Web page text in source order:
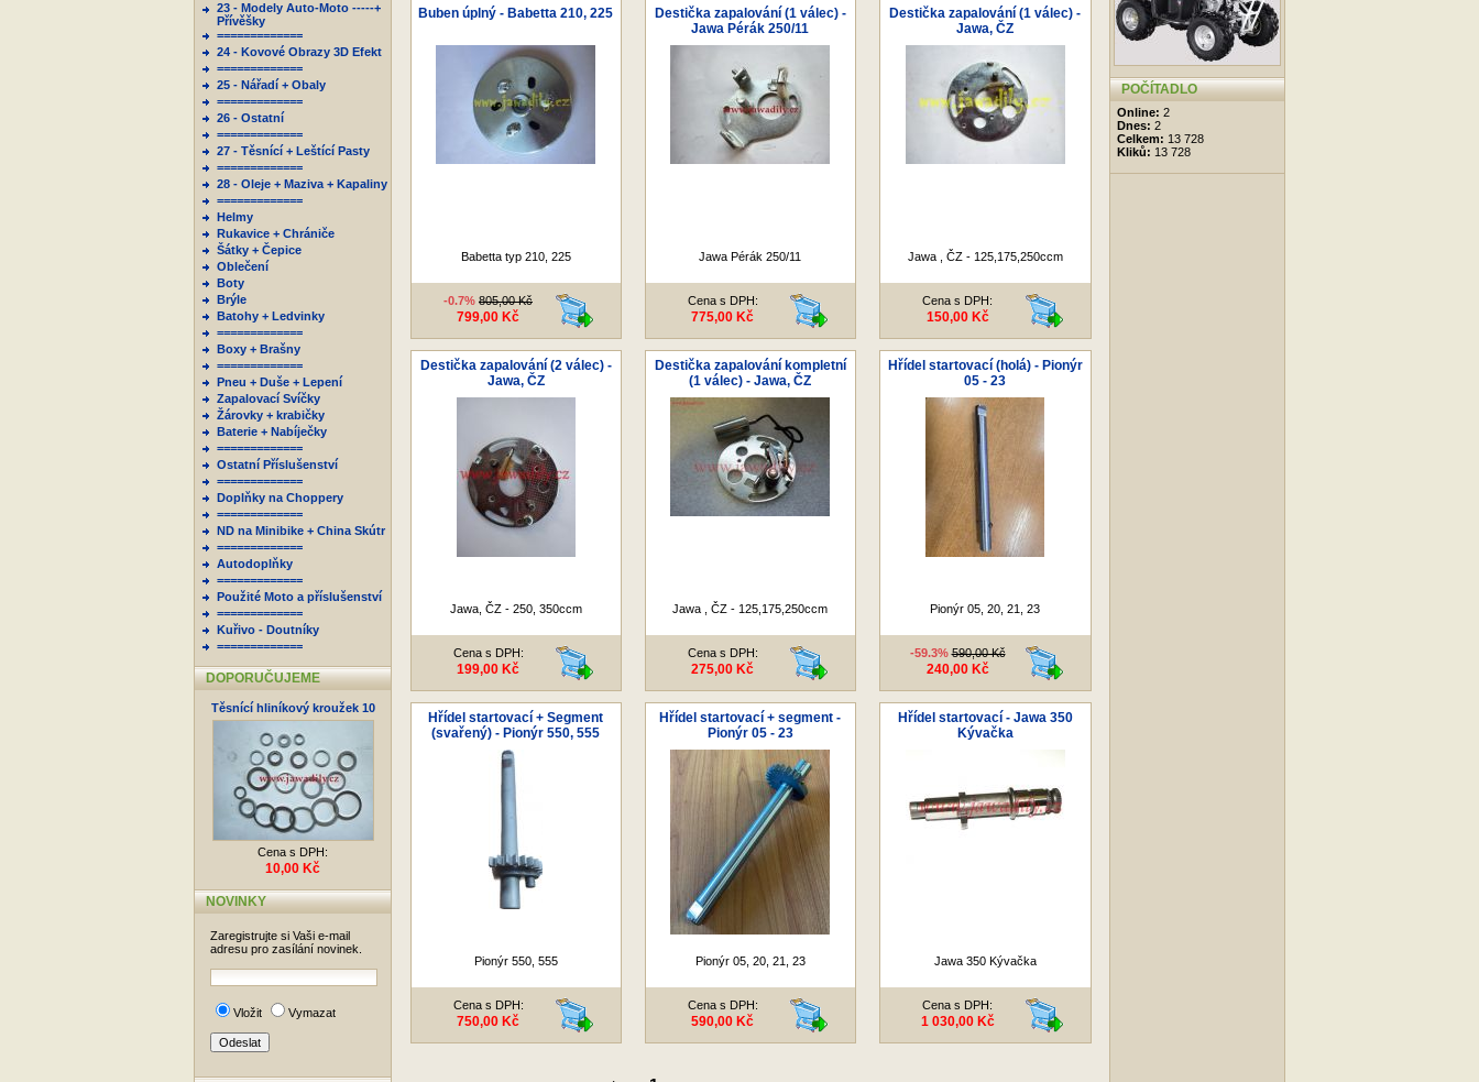
23 - Modely Auto-Moto -----+
Přívěšky
=============
24 - Kovové Obrazy 3D Efekt
=============
25 - Nářadí + Obaly
=============
26 - Ostatní
=============
27 - Těsnící + Leštící Pasty
=============
28 - Oleje + Maziva + Kapaliny
=============
Helmy
Rukavice + Chrániče
Šátky + Čepice
Oblečení
Boty
Brýle
Batohy + Ledvinky
=============
Boxy + Brašny
=============
Pneu + Duše + Lepení
Zapalovací Svíčky
Žárovky + krabičky
Baterie + Nabíječky
=============
Ostatní Příslušenství
=============
Doplňky na Choppery
=============
ND na Minibike + China Skútr
=============
Autodoplňky
=============
Použité Moto a příslušenství
=============
Kuřivo - Doutníky
=============
DOPORUČUJEME
Těsnící hliníkový kroužek 10
Cena s DPH:
10,00 Kč
NOVINKY
Zaregistrujte si Vaši e-mail
adresu pro zasílání novinek.
Vložit Vymazat
Buben úplný - Babetta 210, 225
Babetta typ 210, 225
-0.7% 805,00 Kč
799,00 Kč
Destička zapalování (1 válec) -
Jawa Pérák 250/11
Jawa Pérák 250/11
Cena s DPH:
775,00 Kč
Destička zapalování (1 válec) -
Jawa, ČZ
Jawa , ČZ - 125,175,250ccm
Cena s DPH:
150,00 Kč
Destička zapalování (2 válec) -
Jawa, ČZ
Jawa, ČZ - 250, 350ccm
Cena s DPH:
199,00 Kč
Destička zapalování kompletní
(1 válec) - Jawa, ČZ
Jawa , ČZ - 125,175,250ccm
Cena s DPH:
275,00 Kč
Hřídel startovací (holá) - Pionýr
05 - 23
Pionýr 05, 20, 21, 23
-59.3%590,00 Kč
240,00 Kč
Hřídel startovací + Segment
(svařený) - Pionýr 550, 555
Pionýr 550, 555
Cena s DPH:
750,00 Kč
Hřídel startovací + segment -
Pionýr 05 - 23
Pionýr 05, 20, 21, 23
Cena s DPH:
590,00 Kč
Hřídel startovací - Jawa 350
Kývačka
Jawa 350 Kývačka
Cena s DPH:
1 030,00 Kč
POČÍTADLO
Online: 2
Dnes: 2
Celkem: 13 728
Kliků: 13 728